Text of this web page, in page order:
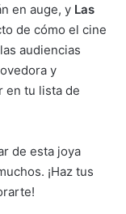
en auge, y Las
de cómo el cine
audiencias
y
en tu lista de
de esta joya
¡Haz tus